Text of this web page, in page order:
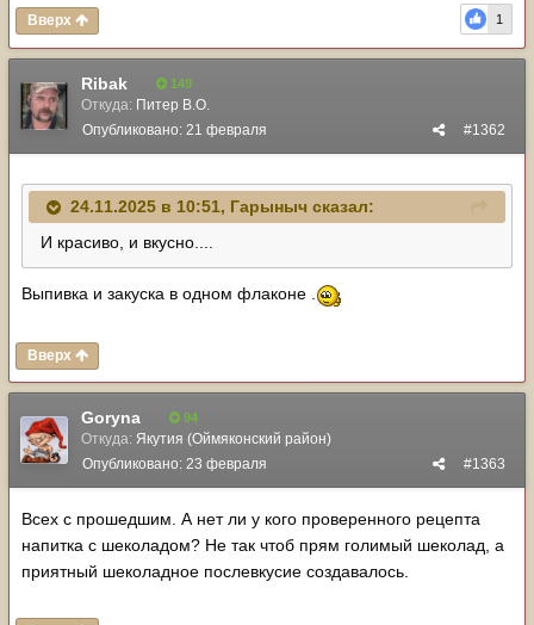
1
Вверх
Ribak 149
Откуда: Питер В.О.
#1362
Опубликовано: 21 февраля
24.11.2025 в 10:51, Гарыныч сказал:
И красиво, и вкусно....
Выпивка и закуска в одном флаконе .
Вверх
Goryna 94
Откуда: Якутия (Оймяконский район)
#1363
Опубликовано: 23 февраля
Всех с прошедшим. А нет ли у кого проверенного рецепта
напитка с шеколадом? Не так чтоб прям голимый шеколад, а
приятный шеколадное послевкусие создавалось.